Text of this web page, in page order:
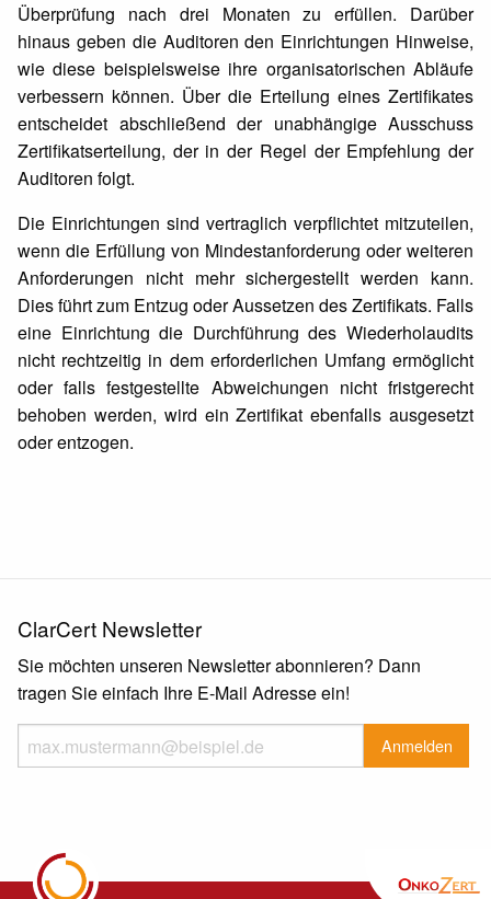
Überprüfung nach drei Monaten zu erfüllen. Darüber
hinaus geben die Auditoren den Einrichtungen Hinweise,
wie diese beispielsweise ihre organisatorischen Abläufe
verbessern können. Über die Erteilung eines Zertifikates
entscheidet abschließend der unabhängige Ausschuss
Zertifikatserteilung, der in der Regel der Empfehlung der
Auditoren folgt.
Die Einrichtungen sind vertraglich verpflichtet mitzuteilen,
wenn die Erfüllung von Mindestanforderung oder weiteren
Anforderungen nicht mehr sichergestellt werden kann.
Dies führt zum Entzug oder Aussetzen des Zertifikats. Falls
eine Einrichtung die Durchführung des Wiederholaudits
nicht rechtzeitig in dem erforderlichen Umfang ermöglicht
oder falls festgestellte Abweichungen nicht fristgerecht
behoben werden, wird ein Zertifikat ebenfalls ausgesetzt
oder entzogen.
ClarCert Newsletter
Sie möchten unseren Newsletter abonnieren? Dann
tragen Sie einfach Ihre E-Mail Adresse ein!